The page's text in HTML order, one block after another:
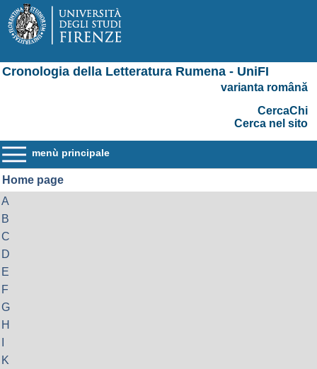
Cronologia della Letteratura Rumena - UniFI
varianta română
CercaChi
Cerca nel sito
menù principale
Home page
A
B
C
D
E
F
G
H
K